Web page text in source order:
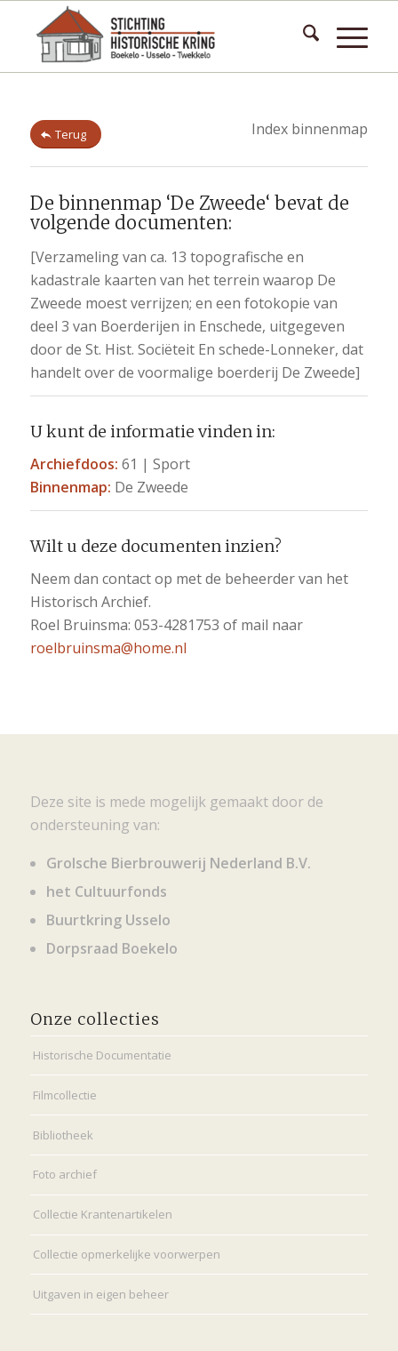
Terug Index binnenmap
De binnenmap ‘De Zweede‘ bevat de
volgende documenten:
[Verzameling van ca. 13 topografische en
kadastrale kaarten van het terrein waarop De
Zweede moest verrijzen; en een fotokopie van
deel 3 van Boerderijen in Enschede, uitgegeven
door de St. Hist. Sociëteit En schede-Lonneker, dat
handelt over de voormalige boerderij De Zweede]
U kunt de informatie vinden in:
Archiefdoos: 61 | Sport
Binnenmap: De Zweede
Wilt u deze documenten inzien?
Neem dan contact op met de beheerder van het
Historisch Archief.
Roel Bruinsma: 053-4281753 of mail naar
roelbruinsma@home.nl
Deze site is mede mogelijk gemaakt door de
ondersteuning van:
Grolsche Bierbrouwerij Nederland B.V.
het Cultuurfonds
Buurtkring Usselo
Dorpsraad Boekelo
Onze collecties
Historische Documentatie
Filmcollectie
Bibliotheek
Foto archief
Collectie Krantenartikelen
Collectie opmerkelijke voorwerpen
Uitgaven in eigen beheer